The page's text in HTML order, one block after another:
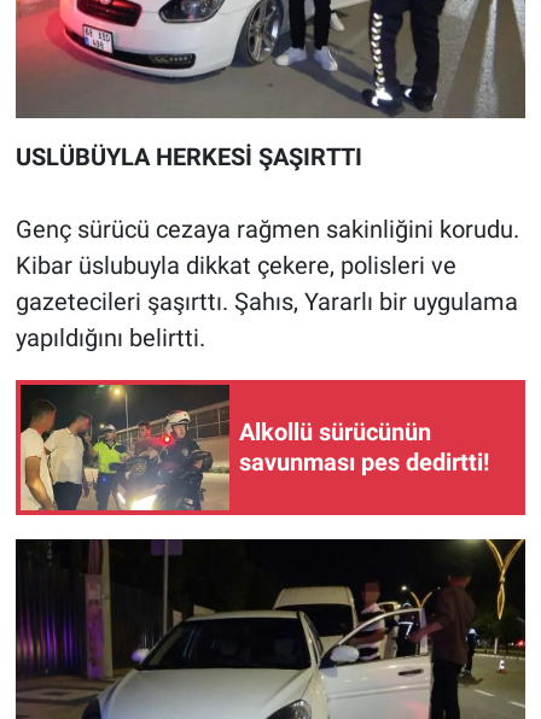
USLÜBÜYLA HERKESİ ŞAŞIRTTI
Genç sürücü cezaya rağmen sakinliğini korudu.
Kibar üslubuyla dikkat çekere, polisleri ve
gazetecileri şaşırttı. Şahıs, Yararlı bir uygulama
yapıldığını belirtti.
Alkollü sürücünün
savunması pes dedirtti!